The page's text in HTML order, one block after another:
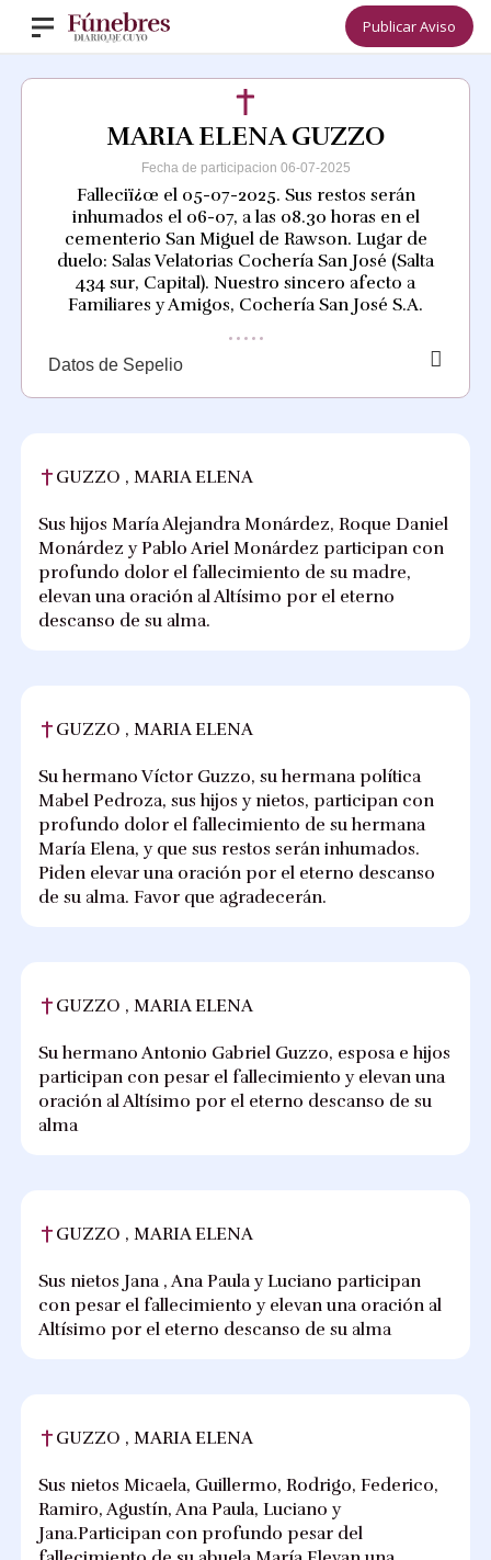
Publicar Aviso
MARIA ELENA GUZZO
Fecha de participacion 06-07-2025
Falleciï¿œ el 05-07-2025. Sus restos serán
inhumados el 06-07, a las 08.30 horas en el
cementerio San Miguel de Rawson. Lugar de
duelo: Salas Velatorias Cochería San José (Salta
434 sur, Capital). Nuestro sincero afecto a
Familiares y Amigos, Cochería San José S.A.
Datos de Sepelio
GUZZO , MARIA ELENA
Sus hijos María Alejandra Monárdez, Roque Daniel
Monárdez y Pablo Ariel Monárdez participan con
profundo dolor el fallecimiento de su madre,
elevan una oración al Altísimo por el eterno
descanso de su alma.
GUZZO , MARIA ELENA
Su hermano Víctor Guzzo, su hermana política
Mabel Pedroza, sus hijos y nietos, participan con
profundo dolor el fallecimiento de su hermana
María Elena, y que sus restos serán inhumados.
Piden elevar una oración por el eterno descanso
de su alma. Favor que agradecerán.
GUZZO , MARIA ELENA
Su hermano Antonio Gabriel Guzzo, esposa e hijos
participan con pesar el fallecimiento y elevan una
oración al Altísimo por el eterno descanso de su
alma
GUZZO , MARIA ELENA
Sus nietos Jana , Ana Paula y Luciano participan
con pesar el fallecimiento y elevan una oración al
Altísimo por el eterno descanso de su alma
GUZZO , MARIA ELENA
Sus nietos Micaela, Guillermo, Rodrigo, Federico,
Ramiro, Agustín, Ana Paula, Luciano y
Jana.Participan con profundo pesar del